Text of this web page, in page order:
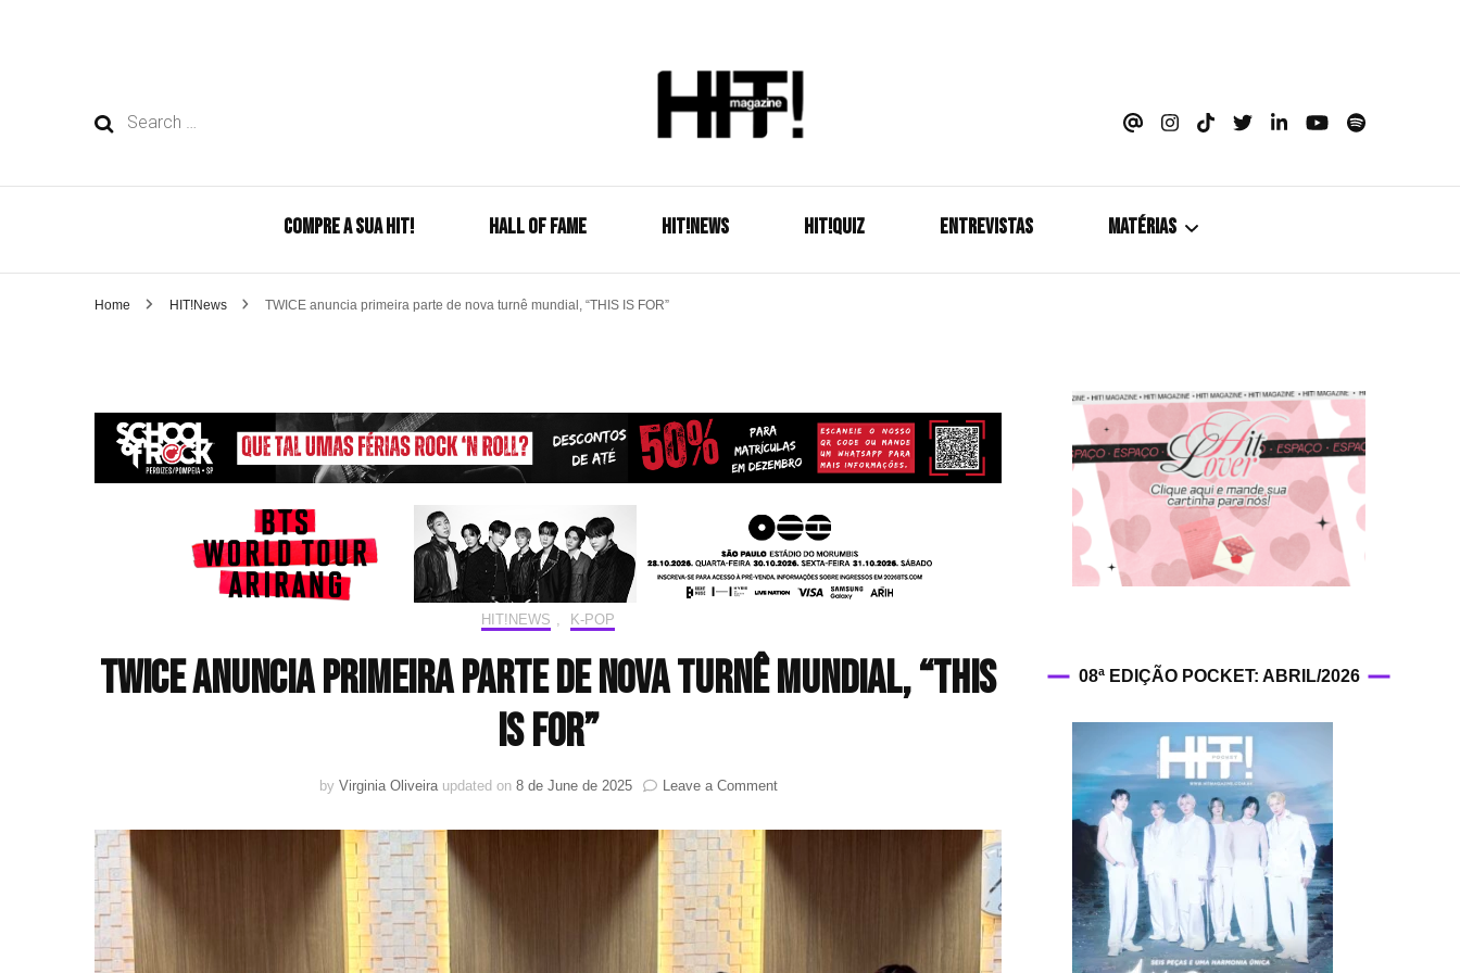
Search
HIT!Magazine
COMPRE A SUA HIT! HALL OF FAME HIT!NEWS HIT!Quiz ENTREVISTAS MATÉRIAS
Coletiva de Imprensa
Drama? HIT!
HIT!Fashion
HIT!Filmes
HIT!Hop
HIT!Leituras
HIT!Diary
HIT!Lyrics
HIT!Politics
Home HIT!News TWICE anuncia primeira parte de nova turnê mundial, “THIS IS FOR”
HIT!NEWS K-POP
TWICE anuncia primeira parte de nova turnê mundial, “THIS
IS FOR”
by Virginia Oliveira updated on 8 de June de 2025 Leave a Commenton
anuncia
parte
08ª EDIÇÃO POCKET: ABRIL/2026